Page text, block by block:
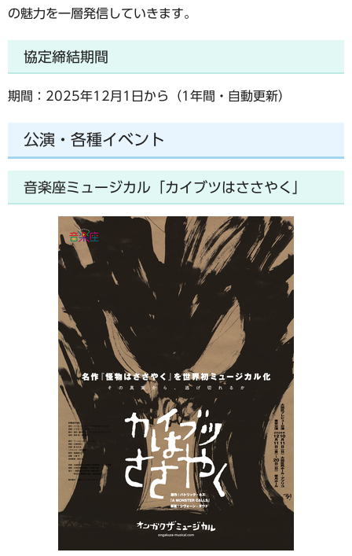
の魅力を一層発信していきます。
協定締結期間
期間：2025年12月1日から（1年間・自動更新）
公演・各種イベント
音楽座ミュージカル「カイブツはささやく」